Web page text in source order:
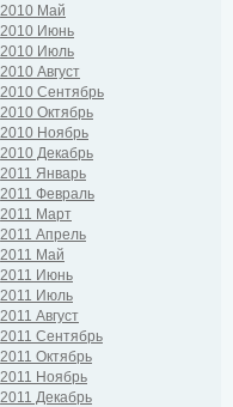
2010 Май
2010 Июнь
2010 Июль
2010 Август
2010 Сентябрь
2010 Октябрь
2010 Ноябрь
2010 Декабрь
2011 Январь
2011 Февраль
2011 Март
2011 Апрель
2011 Май
2011 Июнь
2011 Июль
2011 Август
2011 Сентябрь
2011 Октябрь
2011 Ноябрь
2011 Декабрь